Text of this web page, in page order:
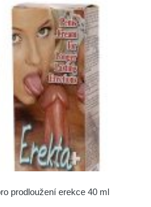
prodloužení erekce 40 ml